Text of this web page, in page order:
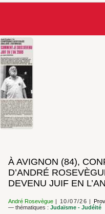
À AVIGNON (84),
D’ANDRÉ
DEVENU JUIF EN
André Rosevègue 10/07/26
— thématiques : Judaïsme - Judéité